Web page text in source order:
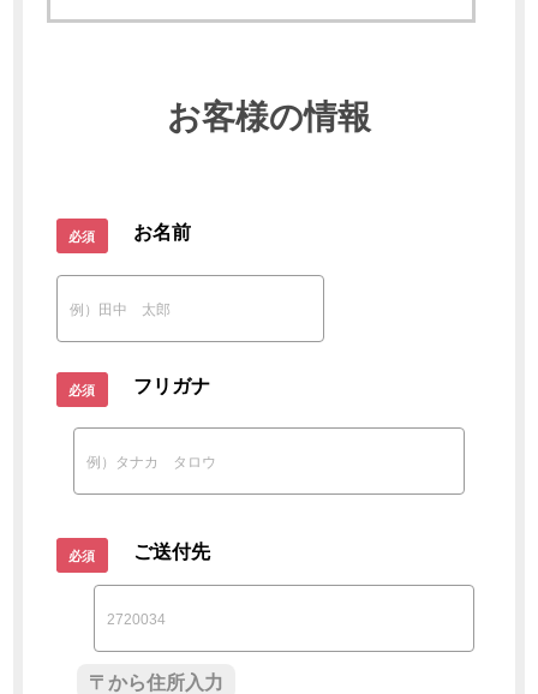
お客様の情報
お名前
フリガナ
ご送付先